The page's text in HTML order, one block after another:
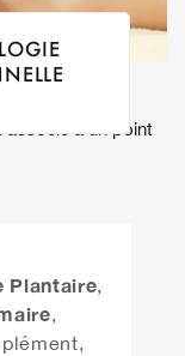
pied suit le
associé à un point
Plantaire,
,